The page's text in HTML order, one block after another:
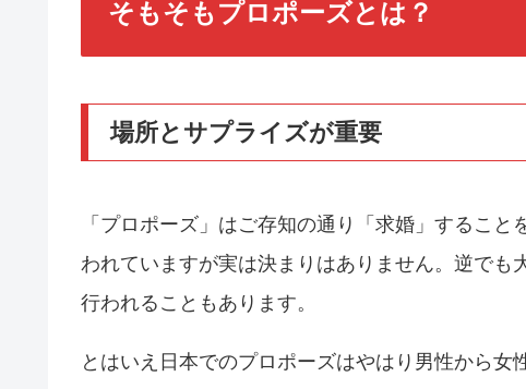
そもそもプロポーズとは？
場所とサプライズが重要
「プロポーズ」はご存知の通り「求婚」するこ
われていますが実は決まりはありません。逆で
行われることもあります。
とはいえ日本でのプロポーズはやはり男性から